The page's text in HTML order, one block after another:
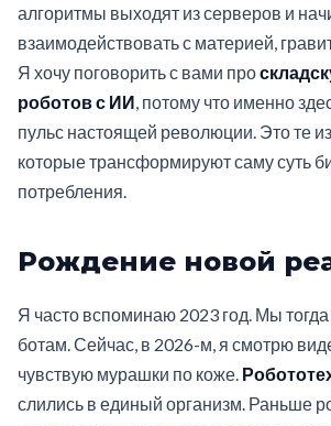
алгоритмы выходят из серверов и
взаимодействовать с материей,
Я хочу поговорить с вами про
роботов с ИИ , потому что именно
пульс настоящей революции. Это те
которые трансформируют саму суть
потребления.
Рождение новой
Я часто вспоминаю 2023 год. Мы
ботам. Сейчас, в 2026-м, я смотрю
чувствую мурашки по коже.
слились в единый организм. Раньше